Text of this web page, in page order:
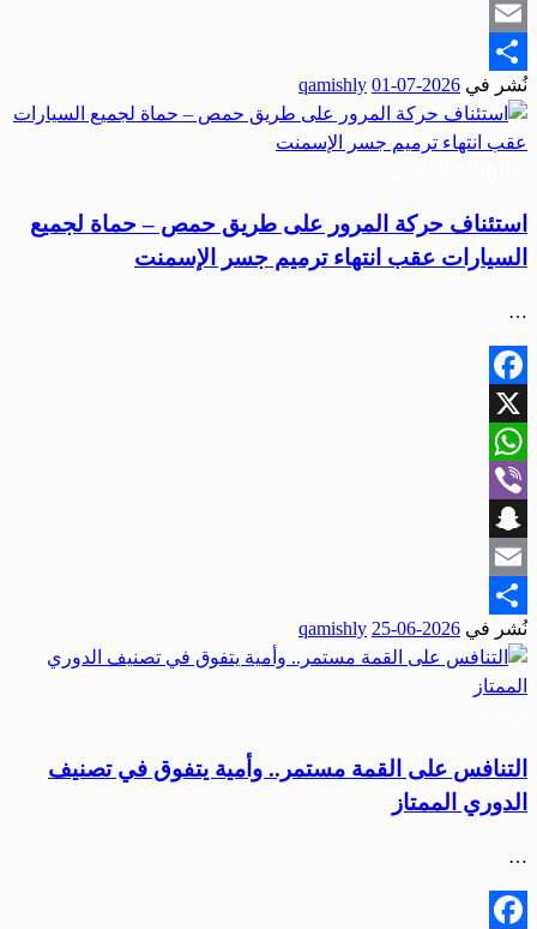
Snapchat
Email
Share
نُشر في 2026-07-01
qamishly
استئناف حركة المرور على طريق حمص – حماة لجميع
السيارات عقب انتهاء ترميم جسر الإسمنت
…
Facebook
X
WhatsApp
Viber
Snapchat
Email
Share
نُشر في 2026-06-25
qamishly
التنافس على القمة مستمر.. وأمية يتفوق في تصنيف
الدوري الممتاز
…